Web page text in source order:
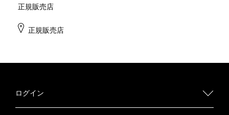
正規販売店
正規販売店
ログイン